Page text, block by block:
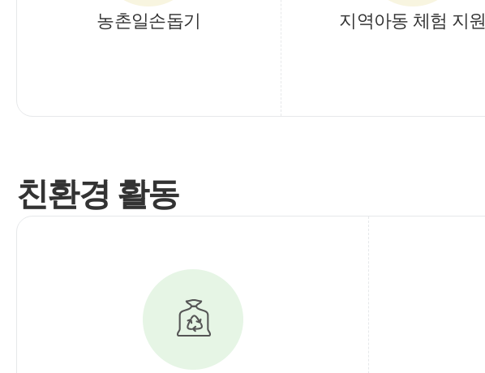
농촌일손돕기 지역아동 체험 지원
친환경 활동